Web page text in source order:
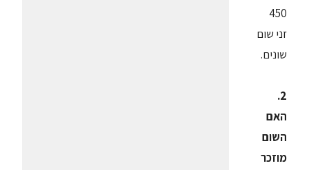
450
זני שום
שונים.
2.
האם
השום
מוזכר